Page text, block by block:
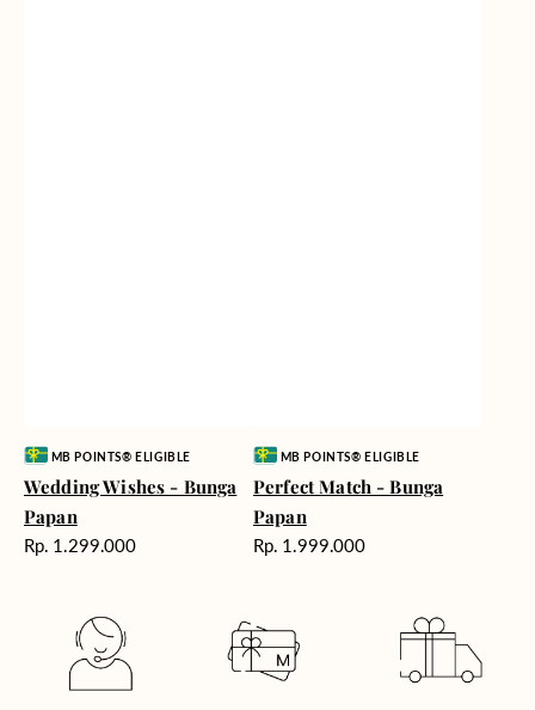
Vendor:MB POINTS® ELIGIBLE
Wedding Wishes - Bunga
Papan
Harga
Rp. 1.299.000
Vendor:MB POINTS® ELIGIBLE
Perfect Match - Bunga
Papan
Harga
Rp. 1.999.000